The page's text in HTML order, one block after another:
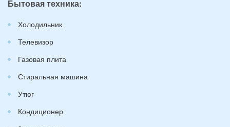
Бытовая техника:
Холодильник
Телевизор
Газовая плита
Стиральная машина
Утюг
Кондиционер